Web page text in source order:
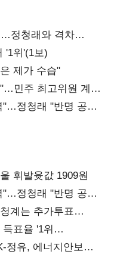
…정청래와 격차
'1위'(1보)
제가 수습"
민주 최고위원 계파
"…정청래 "반명 공세
휘발윳값 1909원
"…정청래 "반명 공세
계는 추가투표
표율 '1위
정유, 에너지안보